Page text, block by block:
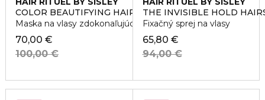
COLOR BEAUTIFYING HAIR CARE MASK
Maska na vlasy zdokonaľujúca farbu
70,00 €
100,00 €
THE INVISIBLE HOLD
Fixačný sprej na vlasy
65,80 €
94,00 €